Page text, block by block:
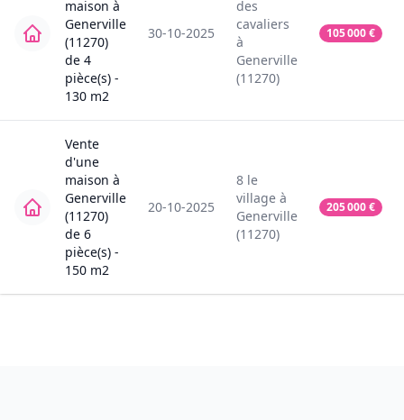
maison à
Generville
(11270)
de 4
pièce(s) -
130 m2
30-10-2025
des
cavaliers
à
Generville
(11270)
105 000€
Vente
d'une
maison à
Generville
(11270)
de 6
pièce(s) -
150 m2
20-10-2025
8 le
village à
Generville
(11270)
205 000€